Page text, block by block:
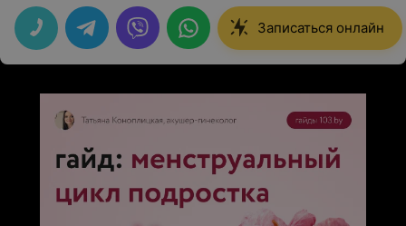
внимательное отношение. Она не только назначила
лечение, но и объяснила, как правильно питаться,
какие нагрузки допустимы.
Записаться онлайн